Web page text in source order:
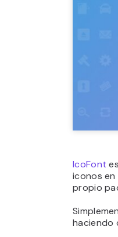
IcoFont
iconos
propio
haciendo